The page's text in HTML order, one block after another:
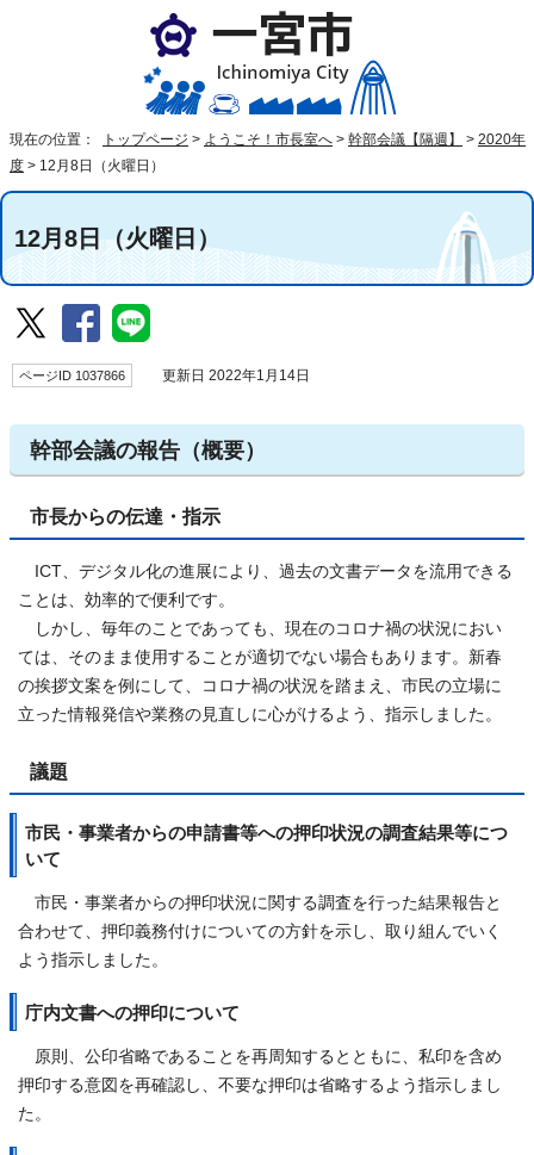
現在の位置： トップページ > ようこそ！市長室へ > 幹部会議【隔週】 > 2020年
度 > 12月8日（火曜日）
12月8日（火曜日）
ページID 1037866 更新日 2022年1月14日
幹部会議の報告（概要）
市長からの伝達・指示
ICT、デジタル化の進展により、過去の文書データを流用できる
ことは、効率的で便利です。
しかし、毎年のことであっても、現在のコロナ禍の状況におい
ては、そのまま使用することが適切でない場合もあります。新春
の挨拶文案を例にして、コロナ禍の状況を踏まえ、市民の立場に
立った情報発信や業務の見直しに心がけるよう、指示しました。
議題
市民・事業者からの申請書等への押印状況の調査結果等につ
いて
市民・事業者からの押印状況に関する調査を行った結果報告と
合わせて、押印義務付けについての方針を示し、取り組んでいく
よう指示しました。
庁内文書への押印について
原則、公印省略であることを再周知するとともに、私印を含め
押印する意図を再確認し、不要な押印は省略するよう指示しまし
た。